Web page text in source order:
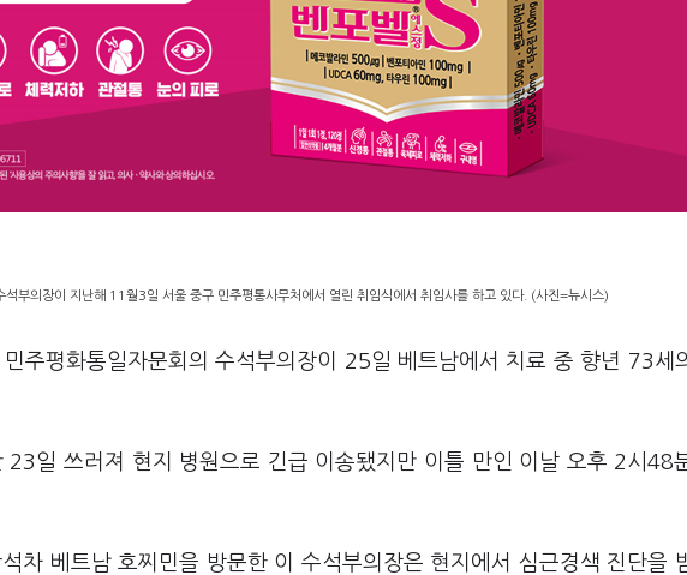
석부의장이 지난해 11월3일 서울 중구 민주평통사무처에서 열린 취임식에서 취임사를 하고 있다. (사진=뉴시스)
주평화통일자문회의 수석부의장이 25일 베트남에서 치료 중 향년 73세
23일 쓰러져 현지 병원으로 긴급 이송됐지만 이틀 만인 이날 오후 2시48
차 베트남 호찌민을 방문한 이 수석부의장은 현지에서 심근경색 진단을